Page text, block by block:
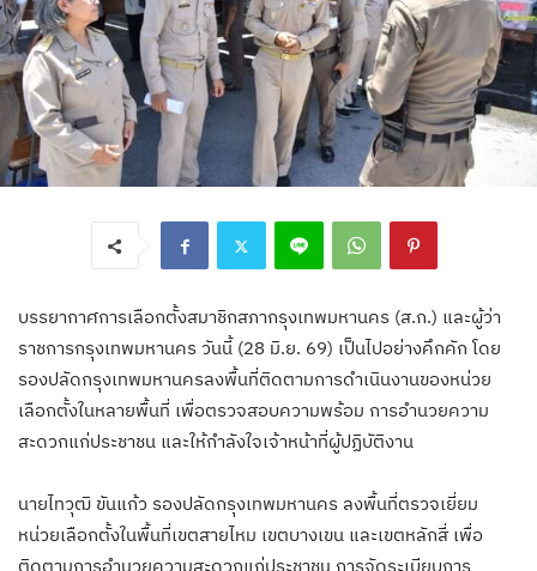
บรรยากาศการเลือกตั้งสมาชิกสภากรุงเทพมหานคร (ส.ก.) และผู้ว่า
ราชการกรุงเทพมหานคร วันนี้ (28 มิ.ย. 69) เป็นไปอย่างคึกคัก โดย
รองปลัดกรุงเทพมหานครลงพื้นที่ติดตามการดำเนินงานของหน่วย
เลือกตั้งในหลายพื้นที่ เพื่อตรวจสอบความพร้อม การอำนวยความ
สะดวกแก่ประชาชน และให้กำลังใจเจ้าหน้าที่ผู้ปฏิบัติงาน
นายไทวุฒิ ขันแก้ว รองปลัดกรุงเทพมหานคร ลงพื้นที่ตรวจเยี่ยม
หน่วยเลือกตั้งในพื้นที่เขตสายไหม เขตบางเขน และเขตหลักสี่ เพื่อ
ติดตามการอำนวยความสะดวกแก่ประชาชน การจัดระเบียบการ